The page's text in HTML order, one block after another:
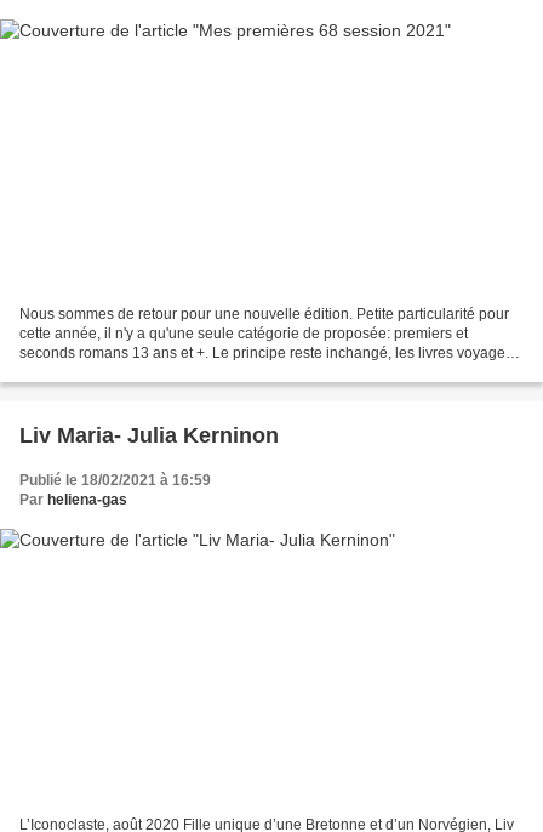
Nous sommes de retour pour une nouvelle édition. Petite particularité pour
cette année, il n'y a qu'une seule catégorie de proposée: premiers et
seconds romans 13 ans et +. Le principe reste inchangé, les livres voyagent
Liv Maria- Julia Kerninon
Publié le 18/02/2021 à 16:59
Par heliena-gas
L’Iconoclaste, août 2020 Fille unique d’une Bretonne et d’un Norvégien, Liv